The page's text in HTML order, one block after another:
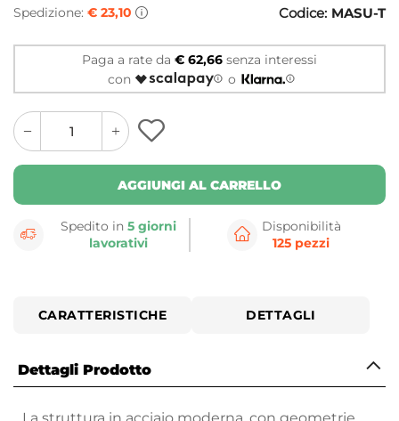
Spedizione: € 23,10 Codice: MASU-T
Paga a rate da € 62,66 senza interessi
con
o
quantity
button
quantity
minus
button
AGGIUNGI AL CARRELLO
Spedito in5 giorni
lavorativi
Disponibilità
125 pezzi
CARATTERISTICHE DETTAGLI
Dettagli Prodotto